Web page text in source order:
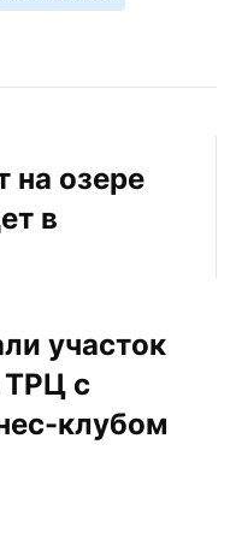
на озере
в
участок
ТРЦ с
клубом